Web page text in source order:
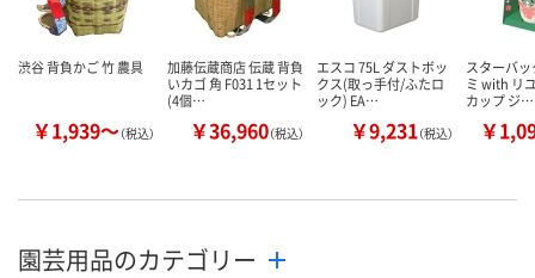
渋谷 背負かご 竹 農具
￥1,939～（税込）
加藤伝蔵商店 伝蔵 背負
いカゴ 角 F031 1セット
(4個…
￥36,960（税込）
エスコ 75L ダストボッ
クス(取っ手付/ふたロ
ック) EA…
￥9,231（税込）
スターバ
ミ with リ
カップ ジ…
￥
園芸用品のカテゴリー